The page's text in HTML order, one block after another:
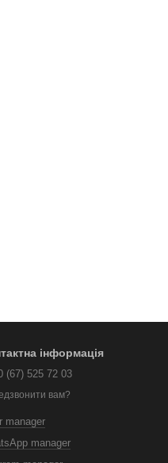
інформація
(67) 525 72 03
вам?
manager
manager